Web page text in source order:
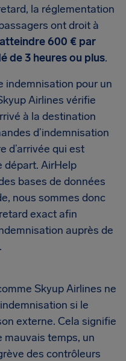
la réglementation
ont droit à
600 € par
de 3 heures ou plus.
indemnisation pour un
Airlines vérifie
à la destination
d’indemnisation
d’arrivée qui est
départ. AirHelp
bases de données
nous sommes donc
exact afin
auprès de
Skyup Airlines ne
si le
externe. Cela signifie
mauvais temps, un
des contrôleurs